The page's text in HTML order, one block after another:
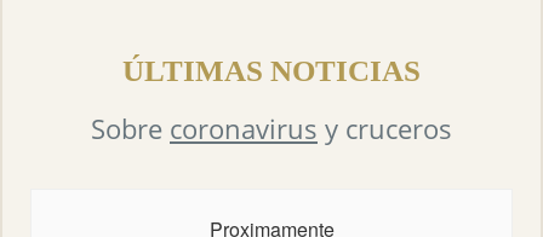
ÚLTIMAS NOTICIAS
Sobre coronavirus y cruceros
Proximamente